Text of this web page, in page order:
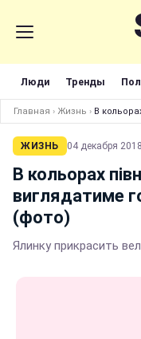
Люди Тренды
Главная › Жизнь › В
ЖИЗНЬ 04 декабря
В кольорах
виглядатиме
(фото)
Ялинку прикрасить